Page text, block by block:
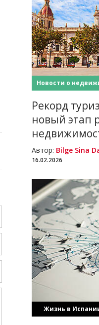
Новости о
Рекорд
новый этап
Автор: Bilge Sina
16.02.2026
Жизнь в